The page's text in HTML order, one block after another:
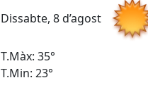
Dissabte, 8 d’agost
T.Màx: 35°
T.Min: 23°